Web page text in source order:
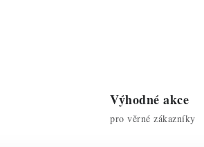
Výhodné akce
pro věrné zákazníky